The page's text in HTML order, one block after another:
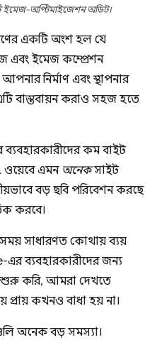
ইমেজ-অপ্টিমাইজেশন অডিট।
একটি অংশ হল যে
এবং ইমেজ কম্প্রেশন
নির্মাণ এবং স্থাপনার
বাস্তবায়ন করাও সহজ হতে
কম বাইট
ওয়েবে এমন অনেকসাইট
বড় ছবি পরিবেশন করছে
করবে।
সাধারণত কোথায় ব্যয়
ব্যবহারকারীদের জন্য
শুরু করি, আমরা দেখতে
প্রায় কখনও বাধা হয় না।
অনেক বড় সমস্যা।